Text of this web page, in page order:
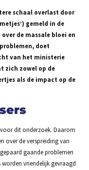
schaal overlast door
gemeld in de
de massale bloei en
doet
van het ministerie
zich zowel op de
als de impact op de
dit onderzoek. Daarom
over de verspreiding van
gaande problemen
worden vriendelijk gevraagd